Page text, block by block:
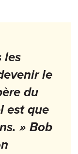
les
le
du
est que
» Bob